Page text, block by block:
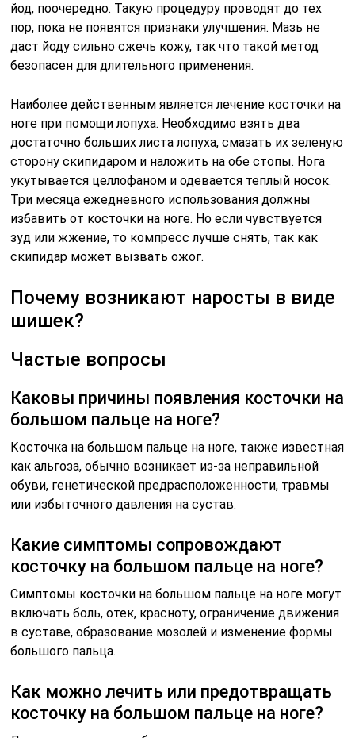
йод, поочередно. Такую процедуру проводят до тех
пор, пока не появятся признаки улучшения. Мазь не
даст йоду сильно сжечь кожу, так что такой метод
безопасен для длительного применения.
Наиболее действенным является лечение косточки на
ноге при помощи лопуха. Необходимо взять два
достаточно больших листа лопуха, смазать их зеленую
сторону скипидаром и наложить на обе стопы. Нога
укутывается целлофаном и одевается теплый носок.
Три месяца ежедневного использования должны
избавить от косточки на ноге. Но если чувствуется
зуд или жжение, то компресс лучше снять, так как
скипидар может вызвать ожог.
Почему возникают наросты в виде
шишек?
Частые вопросы
Каковы причины появления косточки на
большом пальце на ноге?
Косточка на большом пальце на ноге, также известная
как альгоза, обычно возникает из-за неправильной
обуви, генетической предрасположенности, травмы
или избыточного давления на сустав.
Какие симптомы сопровождают
косточку на большом пальце на ноге?
Симптомы косточки на большом пальце на ноге могут
включать боль, отек, красноту, ограничение движения
в суставе, образование мозолей и изменение формы
большого пальца.
Как можно лечить или предотвращать
косточку на большом пальце на ноге?